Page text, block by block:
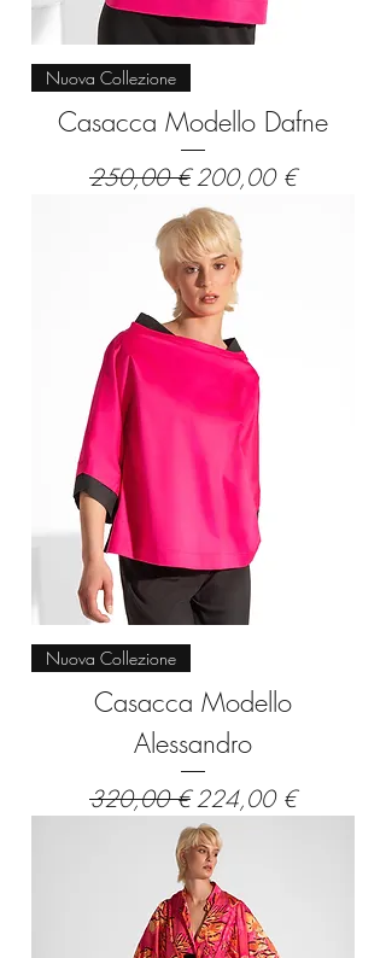
Nuova Collezione
Casacca Modello Dafne
Prezzo regolare
250,00 € Prezzo scontato
200,00 €
Nuova Collezione
Casacca Modello
Alessandro
Prezzo regolare
320,00 € Prezzo scontato
224,00 €